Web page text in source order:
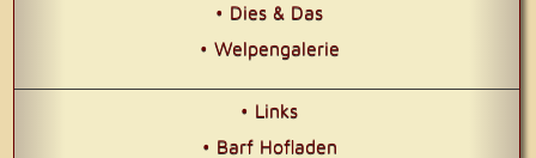
• Dies & Das
• Welpengalerie
• Links
• Barf Hofladen